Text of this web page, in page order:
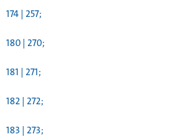
174 | 257;
180 | 270;
181 | 271;
182 | 272;
183 | 273;